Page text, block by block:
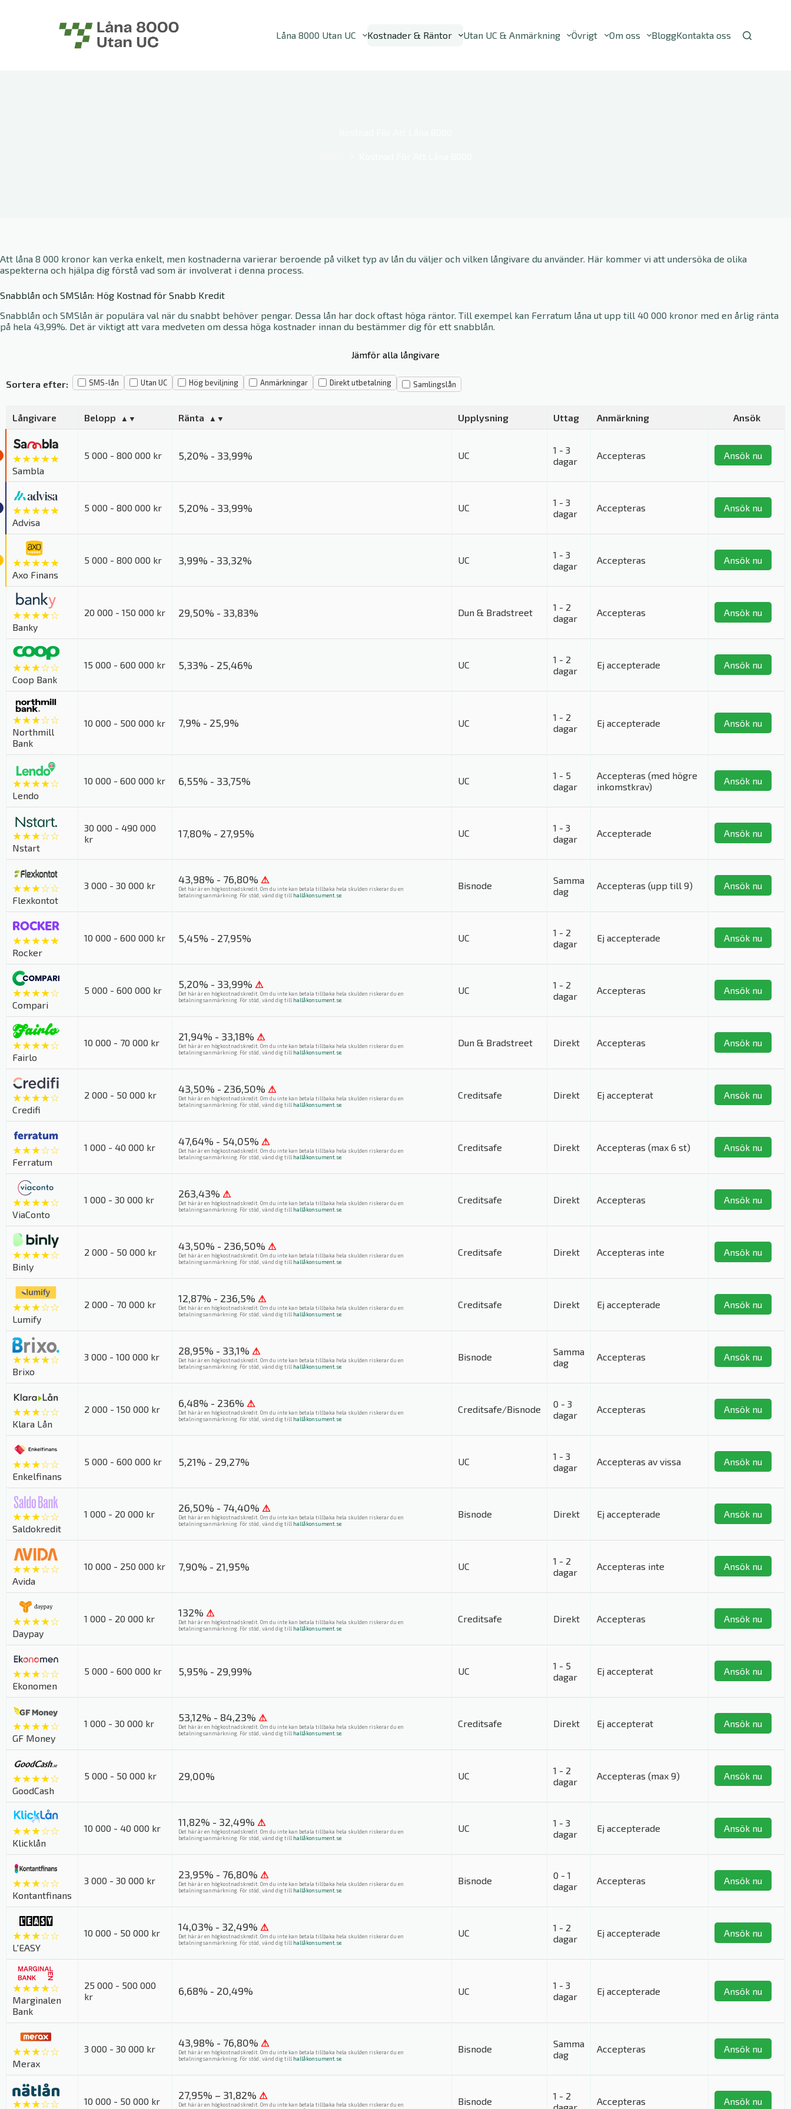
Låna 8000 Utan UC Kostnader & Räntor Utan UC & Anmärkning Övrigt Om oss BloggKontakta oss
Att låna 8 000 kronor kan verka enkelt, men kostnaderna varierar beroende på vilket typ av lån du väljer och vilken långivare du använder. Här kommer vi att undersöka de olika
aspekterna och hjälpa dig förstå vad som är involverat i denna process.
Snabblån och SMSlån: Hög Kostnad för Snabb Kredit
Snabblån och SMSlån är populära val när du snabbt behöver pengar. Dessa lån har dock oftast höga räntor. Till exempel kan Ferratum låna ut upp till 40 000 kronor med en årlig ränta
på hela 43,99%. Det är viktigt att vara medveten om dessa höga kostnader innan du bestämmer dig för ett snabblån.
Jämför alla långivare
Sortera efter: SMS-lån Utan UC Hög beviljning Anmärkningar Direkt utbetalning Samlingslån
Långivare Belopp Ränta Upplysning Uttag Anmärkning Ansök
★★★★★
Sambla
5 000 - 800 000 kr 5,20% - 33,99% UC
1 - 3
dagar
Accepteras Ansök nu
★★★★★
Advisa
5 000 - 800 000 kr 5,20% - 33,99% UC
1 - 3
dagar
Accepteras Ansök nu
★★★★★
Axo Finans
5 000 - 800 000 kr 3,99% - 33,32% UC
1 - 3
dagar
Accepteras Ansök nu
★★★★☆
Banky
20 000 - 150 000 kr 29,50% - 33,83% Dun & Bradstreet
1 - 2
dagar
Accepteras Ansök nu
★★★☆☆
Coop Bank
15 000 - 600 000 kr 5,33% - 25,46% UC
1 - 2
dagar
Ej accepterade Ansök nu
★★★☆☆
Northmill
Bank
10 000 - 500 000 kr 7,9% - 25,9% UC
1 - 2
dagar
Ej accepterade Ansök nu
★★★★☆
Lendo
10 000 - 600 000 kr 6,55% - 33,75% UC
1 - 5
dagar
Accepteras (med högre
inkomstkrav)
Ansök nu
★★★☆☆
Nstart
30 000 - 490 000
kr
17,80% - 27,95% UC
1 - 3
dagar
Accepterade Ansök nu
★★★☆☆
Flexkontot
3 000 - 30 000 kr 43,98% - 76,80% ⚠
Det här är en högkostnadskredit. Om du inte kan betala tillbaka hela skulden riskerar du en
betalningsanmärkning. För stöd, vänd dig till hallåkonsument.se
Bisnode
Samma
dag
Accepteras (upp till 9) Ansök nu
★★★★★
Rocker
10 000 - 600 000 kr 5,45% - 27,95% UC
1 - 2
dagar
Ej accepterade Ansök nu
★★★★☆
Compari
5 000 - 600 000 kr 5,20% - 33,99% ⚠
Det här är en högkostnadskredit. Om du inte kan betala tillbaka hela skulden riskerar du en
betalningsanmärkning. För stöd, vänd dig till hallåkonsument.se
UC
1 - 2
dagar
Accepteras Ansök nu
★★★★☆
Fairlo
10 000 - 70 000 kr 21,94% - 33,18% ⚠
Det här är en högkostnadskredit. Om du inte kan betala tillbaka hela skulden riskerar du en
betalningsanmärkning. För stöd, vänd dig till hallåkonsument.se
Dun & Bradstreet Direkt Accepteras Ansök nu
★★★★☆
Credifi
2 000 - 50 000 kr 43,50% - 236,50% ⚠
Det här är en högkostnadskredit. Om du inte kan betala tillbaka hela skulden riskerar du en
betalningsanmärkning. För stöd, vänd dig till hallåkonsument.se
Creditsafe Direkt Ej accepterat Ansök nu
★★★☆☆
Ferratum
1 000 - 40 000 kr 47,64% - 54,05% ⚠
Det här är en högkostnadskredit. Om du inte kan betala tillbaka hela skulden riskerar du en
betalningsanmärkning. För stöd, vänd dig till hallåkonsument.se
Creditsafe Direkt Accepteras (max 6 st) Ansök nu
★★★★☆
ViaConto
1 000 - 30 000 kr 263,43% ⚠
Det här är en högkostnadskredit. Om du inte kan betala tillbaka hela skulden riskerar du en
betalningsanmärkning. För stöd, vänd dig till hallåkonsument.se
Creditsafe Direkt Accepteras Ansök nu
★★★★☆
Binly
2 000 - 50 000 kr 43,50% - 236,50% ⚠
Det här är en högkostnadskredit. Om du inte kan betala tillbaka hela skulden riskerar du en
betalningsanmärkning. För stöd, vänd dig till hallåkonsument.se
Creditsafe Direkt Accepteras inte Ansök nu
★★★☆☆
Lumify
2 000 - 70 000 kr 12,87% - 236,5% ⚠
Det här är en högkostnadskredit. Om du inte kan betala tillbaka hela skulden riskerar du en
betalningsanmärkning. För stöd, vänd dig till hallåkonsument.se
Creditsafe Direkt Ej accepterade Ansök nu
★★★★☆
Brixo
3 000 - 100 000 kr 28,95% - 33,1% ⚠
Det här är en högkostnadskredit. Om du inte kan betala tillbaka hela skulden riskerar du en
betalningsanmärkning. För stöd, vänd dig till hallåkonsument.se
Bisnode
Samma
dag
Accepteras Ansök nu
★★★☆☆
Klara Lån
2 000 - 150 000 kr 6,48% - 236% ⚠
Det här är en högkostnadskredit. Om du inte kan betala tillbaka hela skulden riskerar du en
betalningsanmärkning. För stöd, vänd dig till hallåkonsument.se
Creditsafe/Bisnode
0 - 3
dagar
Accepteras Ansök nu
★★★☆☆
Enkelfinans
5 000 - 600 000 kr 5,21% - 29,27% UC
1 - 3
dagar
Accepteras av vissa Ansök nu
★★★☆☆
Saldokredit
1 000 - 20 000 kr 26,50% - 74,40% ⚠
Det här är en högkostnadskredit. Om du inte kan betala tillbaka hela skulden riskerar du en
betalningsanmärkning. För stöd, vänd dig till hallåkonsument.se
Bisnode Direkt Ej accepterade Ansök nu
★★★☆☆
Avida
10 000 - 250 000 kr 7,90% - 21,95% UC
1 - 2
dagar
Accepteras inte Ansök nu
★★★★☆
Daypay
1 000 - 20 000 kr 132% ⚠
Det här är en högkostnadskredit. Om du inte kan betala tillbaka hela skulden riskerar du en
betalningsanmärkning. För stöd, vänd dig till hallåkonsument.se
Creditsafe Direkt Accepteras Ansök nu
★★★☆☆
Ekonomen
5 000 - 600 000 kr 5,95% - 29,99% UC
1 - 5
dagar
Ej accepterat Ansök nu
★★★★☆
GF Money
1 000 - 30 000 kr 53,12% - 84,23% ⚠
Det här är en högkostnadskredit. Om du inte kan betala tillbaka hela skulden riskerar du en
betalningsanmärkning. För stöd, vänd dig till hallåkonsument.se
Creditsafe Direkt Ej accepterat Ansök nu
★★★★☆
GoodCash
5 000 - 50 000 kr 29,00% UC
1 - 2
dagar
Accepteras (max 9) Ansök nu
★★★☆☆
Klicklån
10 000 - 40 000 kr 11,82% - 32,49% ⚠
Det här är en högkostnadskredit. Om du inte kan betala tillbaka hela skulden riskerar du en
betalningsanmärkning. För stöd, vänd dig till hallåkonsument.se
UC
1 - 3
dagar
Ej accepterade Ansök nu
★★★☆☆
Kontantfinans
3 000 - 30 000 kr 23,95% - 76,80% ⚠
Det här är en högkostnadskredit. Om du inte kan betala tillbaka hela skulden riskerar du en
betalningsanmärkning. För stöd, vänd dig till hallåkonsument.se
Bisnode
0 - 1
dagar
Accepteras Ansök nu
★★★☆☆
L'EASY
10 000 - 50 000 kr 14,03% - 32,49% ⚠
Det här är en högkostnadskredit. Om du inte kan betala tillbaka hela skulden riskerar du en
betalningsanmärkning. För stöd, vänd dig till hallåkonsument.se
UC
1 - 2
dagar
Ej accepterade Ansök nu
★★★★☆
Marginalen
Bank
25 000 - 500 000
kr
6,68% - 20,49% UC
1 - 3
dagar
Ej accepterade Ansök nu
★★★☆☆
Merax
3 000 - 30 000 kr 43,98% - 76,80% ⚠
Det här är en högkostnadskredit. Om du inte kan betala tillbaka hela skulden riskerar du en
betalningsanmärkning. För stöd, vänd dig till hallåkonsument.se
Bisnode
Samma
dag
Accepteras Ansök nu
★★★☆☆ 10 000 - 50 000 kr 27,95% – 31,82% ⚠
Det här är en högkostnadskredit. Om du inte kan betala tillbaka hela skulden riskerar du en
Bisnode
1 - 2
Accepteras Ansök nu